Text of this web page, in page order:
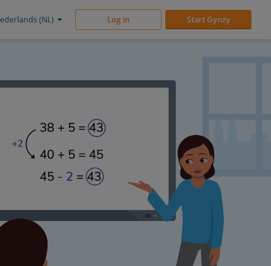
(NL) Log in Start Gynzy